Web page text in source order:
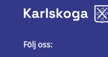
Följ oss: